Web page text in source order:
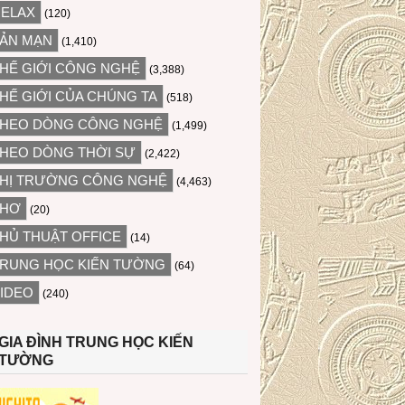
(120)
MẠN (1,410)
GIỚI CÔNG NGHỆ (3,388)
GIỚI CỦA CHÚNG TA (518)
DÒNG CÔNG NGHỆ (1,499)
DÒNG THỜI SỰ (2,422)
TRƯỜNG CÔNG NGHỆ (4,463)
(20)
THUẬT OFFICE (14)
HỌC KIẾN TƯỜNG (64)
(240)
ĐÌNH TRUNG HỌC KIẾN